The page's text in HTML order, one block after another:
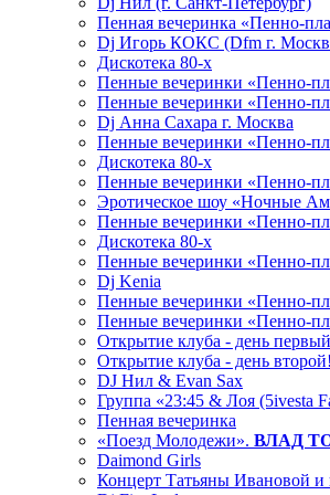
Пенная вечеринка «Пенно-
Dj Игорь КОКС (Dfm г.
Дискотека 80-х
Пенные вечеринки «Пенно-
Пенные вечеринки «Пенно-
Dj Анна Сахара г. Москва
Пенные вечеринки «Пенно-
Дискотека 80-х
Пенные вечеринки «Пенно-
Эротическое шоу «Ночные
Пенные вечеринки «Пенно-
Дискотека 80-х
Пенные вечеринки «Пенно-
Dj Kenia
Пенные вечеринки «Пенно-
Пенные вечеринки «Пенно-
Открытие клуба - день
Открытие клуба - день
DJ Нил & Evan Sax
Группа «23:45 & Лоя (5ivesta
Пенная вечеринка
«Поезд Молодежи». ВЛАД
Daimond Girls
Концерт Татьяны Ивановой и